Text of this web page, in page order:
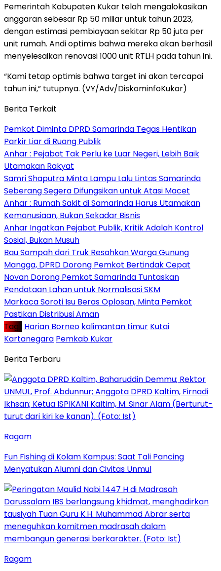
Pemerintah Kabupaten Kukar telah mengalokasikan
anggaran sebesar Rp 50 miliar untuk tahun 2023,
dengan estimasi pembiayaan sekitar Rp 50 juta per
unit rumah. Andi optimis bahwa mereka akan berhasil
menyelesaikan renovasi 1000 unit RTLH pada tahun ini.
“Kami tetap optimis bahwa target ini akan tercapai
tahun ini,” tutupnya. (VY/Adv/DiskominfoKukar)
Berita Terkait
Pemkot Diminta DPRD Samarinda Tegas Hentikan
Parkir Liar di Ruang Publik
Anhar : Pejabat Tak Perlu ke Luar Negeri, Lebih Baik
Utamakan Rakyat
Samri Shaputra Minta Lampu Lalu Lintas Samarinda
Seberang Segera Difungsikan untuk Atasi Macet
Anhar : Rumah Sakit di Samarinda Harus Utamakan
Kemanusiaan, Bukan Sekadar Bisnis
Anhar Ingatkan Pejabat Publik, Kritik Adalah Kontrol
Sosial, Bukan Musuh
Bau Sampah dari Truk Resahkan Warga Gunung
Mangga, DPRD Dorong Pemkot Bertindak Cepat
Novan Dorong Pemkot Samarinda Tuntaskan
Pendataan Lahan untuk Normalisasi SKM
Markaca Soroti Isu Beras Oplosan, Minta Pemkot
Pastikan Distribusi Aman
Tag : Harian Borneo kalimantan timur Kutai
Kartanegara Pemkab Kukar
Berita Terbaru
Ragam
Fun Fishing di Kolam Kampus: Saat Tali Pancing
Menyatukan Alumni dan Civitas Unmul
Ragam